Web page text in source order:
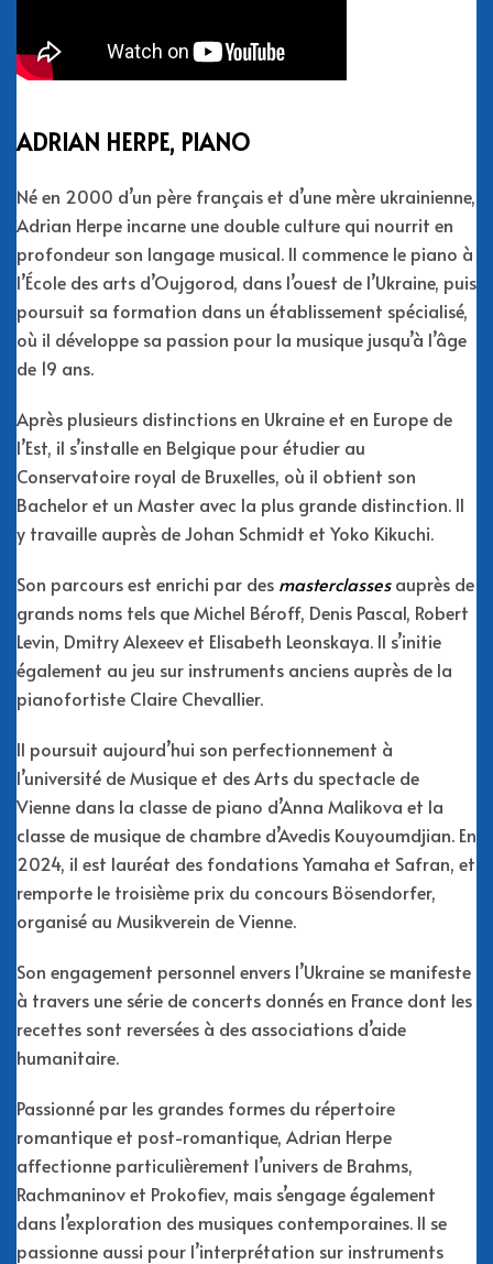
ADRIAN HERPE, PIANO
Né en 2000 d’un père français et d’une mère ukrainienne,
Adrian Herpe incarne une double culture qui nourrit en
profondeur son langage musical. Il commence le piano à
l’École des arts d’Oujgorod, dans l’ouest de l’Ukraine, puis
poursuit sa formation dans un établissement spécialisé,
où il développe sa passion pour la musique jusqu’à l’âge
de 19 ans.
Après plusieurs distinctions en Ukraine et en Europe de
l’Est, il s’installe en Belgique pour étudier au
Conservatoire royal de Bruxelles, où il obtient son
Bachelor et un Master avec la plus grande distinction. Il
y travaille auprès de Johan Schmidt et Yoko Kikuchi.
Son parcours est enrichi par des masterclassesauprès de
grands noms tels que Michel Béroff, Denis Pascal, Robert
Levin, Dmitry Alexeev et Elisabeth Leonskaya. Il s’initie
également au jeu sur instruments anciens auprès de la
pianofortiste Claire Chevallier.
Il poursuit aujourd’hui son perfectionnement à
l’université de Musique et des Arts du spectacle de
Vienne dans la classe de piano d’Anna Malikova et la
classe de musique de chambre d’Avedis Kouyoumdjian. En
2024, il est lauréat des fondations Yamaha et Safran, et
remporte le troisième prix du concours Bösendorfer,
organisé au Musikverein de Vienne.
Son engagement personnel envers l’Ukraine se manifeste
à travers une série de concerts donnés en France dont les
recettes sont reversées à des associations d’aide
humanitaire.
Passionné par les grandes formes du répertoire
romantique et post-romantique, Adrian Herpe
affectionne particulièrement l’univers de Brahms,
Rachmaninov et Prokofiev, mais s’engage également
dans l’exploration des musiques contemporaines. Il se
passionne aussi pour l’interprétation sur instruments